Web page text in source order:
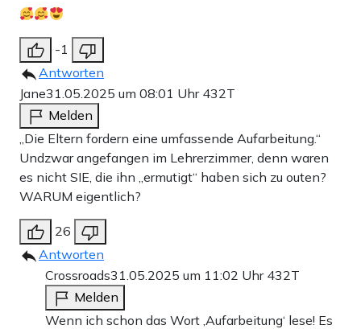
-1
Antworten
Jane31.05.2025 um 08:01 Uhr 432T
Melden
„Die Eltern fordern eine umfassende Aufarbeitung.“
Undzwar angefangen im Lehrerzimmer, denn waren
es nicht SIE, die ihn „ermutigt“ haben sich zu outen?
WARUM eigentlich?
26
Antworten
Crossroads31.05.2025 um 11:02 Uhr 432T
Melden
Wenn ich schon das Wort ‚Aufarbeitung‘ lese! Es